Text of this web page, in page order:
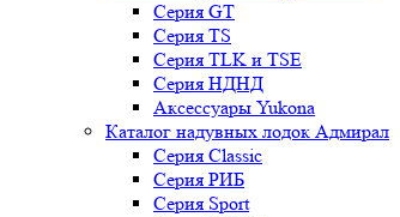
Серия GT
Серия TS
Серия TLK и TSE
Серия НДНД
Аксессуары Yukona
Каталог надувных лодок Адмирал
Серия Classic
Серия РИБ
Серия Sport